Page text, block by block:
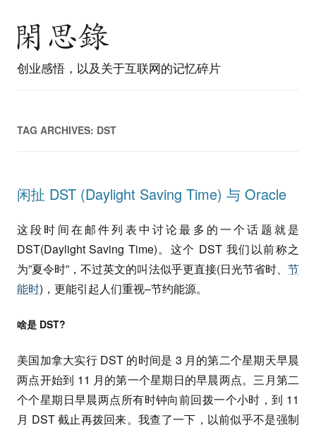
创业感悟，以及关于互联网的记忆碎片
TAG ARCHIVES: DST
闲扯 DST (Daylight Saving Time) 与 Oracle
这段时间在邮件列表中讨论最多的一个话题就是
DST(Daylight Saving Time)。这个 DST 我们以前称之
为”夏令时”，不过英文的叫法似乎更直接(日光节省时、 节
能时)，更能引起人们重视–节约能源。
啥是 DST?
美国加拿大实行 DST 的时间是 3 月的第二个星期天早晨
两点开始到 11 月的第一个星期日的早晨两点。三月第二
个个星期日早晨两点所有时钟向前回拨一个小时，到 11
月 DST 截止再拨回来。我查了一下，以前似乎不是强制